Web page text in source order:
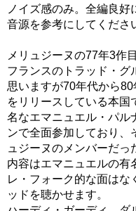
ノイズ感のみ。全編良
音源を参考にしてくださ
メリュジーヌの77年3作
フランスのトラッド・グ
思いますが70年代から
をリリースしている本国
名なエマニュエル・パル
ンで全面参加しており、
ュジーヌのメンバーだっ
内容はエマニュエルの有
レ・フォーク的な面はな
ッドを聴かせます。